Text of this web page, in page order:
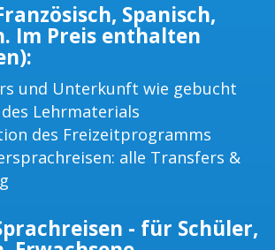
Spanisch,
Im Preis enthalten
und Unterkunft wie gebucht
Lehrmaterials
des Freizeitprogramms
alle Transfers &
- für Schüler,